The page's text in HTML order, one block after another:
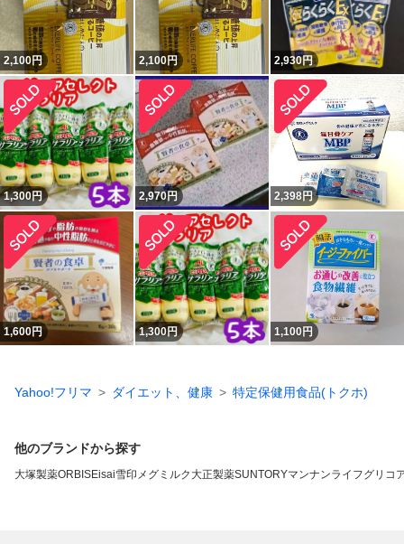
2,100円 2,100円 2,930円
1,300円 2,970円 2,398円
1,600円 1,300円 1,100円
Yahoo!フリマ ダイエット、健康 特定保健用食品(トクホ)
他のブランドから探す
大塚製薬ORBISEisai雪印メグミルク 大正製薬SUNTORYマンナンライフグリコ